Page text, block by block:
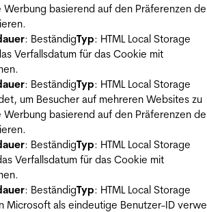
basierend auf den Präferenzen
: BeständigTyp: HTML Local Storage
Verfallsdatum für das Cookie mit
: BeständigTyp: HTML Local Storage
um Besucher auf mehreren Websites zu
basierend auf den Präferenzen
: BeständigTyp: HTML Local Storage
Verfallsdatum für das Cookie mit
: BeständigTyp: HTML Local Storage
Microsoft als eindeutige Benutzer-ID